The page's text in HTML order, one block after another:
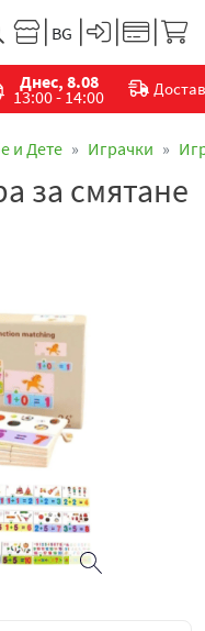
Днес, 8.08
13:00 - 14:00
и Дете Играчки
за смятане